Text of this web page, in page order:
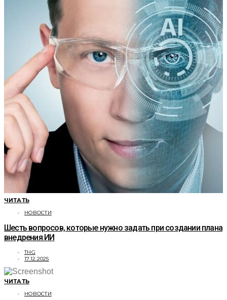
ЧИТАТЬ
НОВОСТИ
Шесть вопросов, которые нужно задать при создании плана
внедрения ИИ
THG
17.12.2025
ЧИТАТЬ
НОВОСТИ